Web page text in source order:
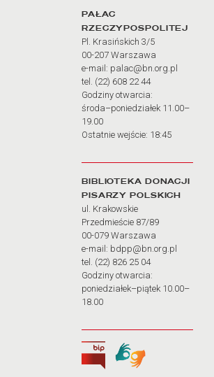
PAŁAC
RZECZYPOSPOLITEJ
Pl. Krasińskich 3/5
00-207 Warszawa
e-mail: palac@bn.org.pl
tel. (22) 608 22 44
Godziny otwarcia:
środa–poniedziałek 11.00–
19.00
Ostatnie wejście: 18:45
BIBLIOTEKA DONACJI
PISARZY POLSKICH
ul. Krakowskie
Przedmieście 87/89
00-079 Warszawa
e-mail: bdpp@bn.org.pl
tel. (22) 826 25 04
Godziny otwarcia:
poniedziałek–piątek 10.00–
18.00
Biuletyn Informacji Publicznej
Tłumacz języka migowego